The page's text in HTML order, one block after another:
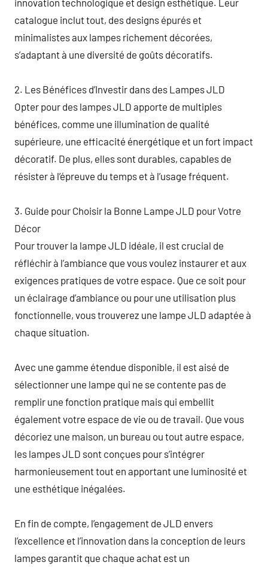
catalogue inclut tout, des designs épurés et
minimalistes aux lampes richement décorées,
s’adaptant à une diversité de goûts décoratifs.
2. Les Bénéfices d’Investir dans des Lampes JLD
Opter pour des lampes JLD apporte de multiples
bénéfices, comme une illumination de qualité
supérieure, une efficacité énergétique et un fort impact
décoratif. De plus, elles sont durables, capables de
résister à l’épreuve du temps et à l’usage fréquent.
3. Guide pour Choisir la Bonne Lampe JLD pour Votre
Décor
Pour trouver la lampe JLD idéale, il est crucial de
réfléchir à l’ambiance que vous voulez instaurer et aux
exigences pratiques de votre espace. Que ce soit pour
un éclairage d’ambiance ou pour une utilisation plus
fonctionnelle, vous trouverez une lampe JLD adaptée à
chaque situation.
Avec une gamme étendue disponible, il est aisé de
sélectionner une lampe qui ne se contente pas de
remplir une fonction pratique mais qui embellit
également votre espace de vie ou de travail. Que vous
décoriez une maison, un bureau ou tout autre espace,
les lampes JLD sont conçues pour s’intégrer
harmonieusement tout en apportant une luminosité et
une esthétique inégalées.
En fin de compte, l’engagement de JLD envers
l’excellence et l’innovation dans la conception de leurs
lampes garantit que chaque achat est un